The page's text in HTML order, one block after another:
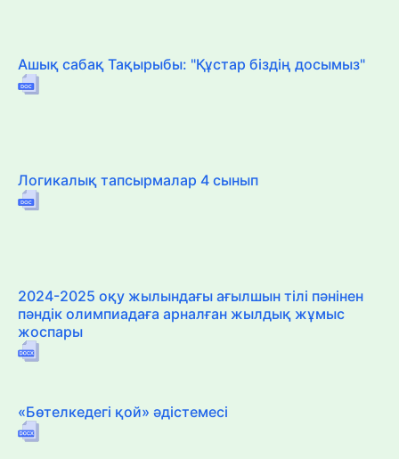
Ашық сабақ Тақырыбы: "Құстар біздің досымыз"
Логикалық тапсырмалар 4 сынып
2024-2025 оқу жылындағы ағылшын тілі пәнінен
пәндік олимпиадаға арналған жылдық жұмыс
жоспары
«Бөтелкедегі қой» әдістемесі